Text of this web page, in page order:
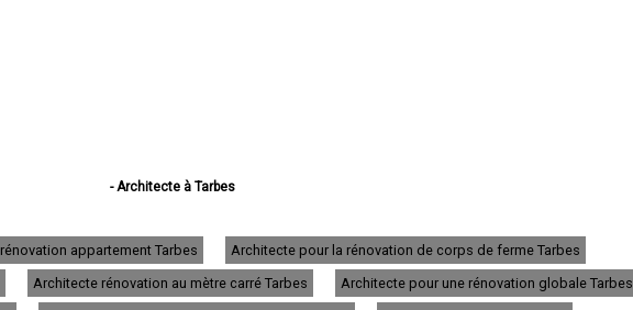
- Architecte à Tarbes
- Architecte à Aureilhan
- Architecte à Lannemezan
- Architecte à Vic-en-Bigorre
- Architecte à Séméac
appartement Tarbes
Architecte pour la rénovation de corps de ferme Tarbes
Architecte rénovation au mètre carré Tarbes
Architecte pour une rénovation globale Tarbes